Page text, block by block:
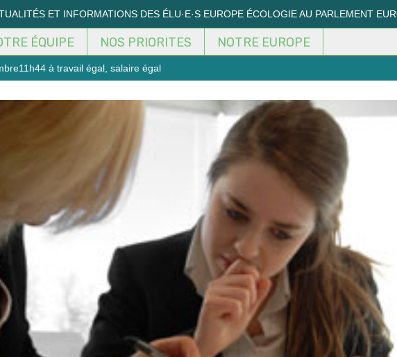
ET INFORMATIONS DES ÉLU·E·S EUROPE ÉCOLOGIE AU PARLEMENT
ÉQUIPE NOS PRIORITES NOTRE EUROPE
à travail égal, salaire égal